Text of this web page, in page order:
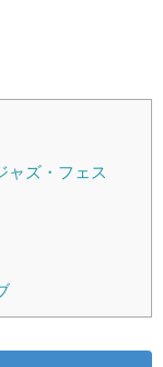
ャズ・フェス